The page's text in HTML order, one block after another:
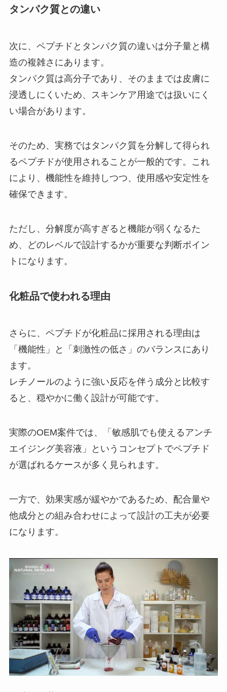
タンパク質との違い
次に、ペプチドとタンパク質の違いは分子量と構
造の複雑さにあります。
タンパク質は高分子であり、そのままでは皮膚に
浸透しにくいため、スキンケア用途では扱いにく
い場合があります。
そのため、実務ではタンパク質を分解して得られ
るペプチドが使用されることが一般的です。これ
により、機能性を維持しつつ、使用感や安定性を
確保できます。
ただし、分解度が高すぎると機能が弱くなるた
め、どのレベルで設計するかが重要な判断ポイン
トになります。
化粧品で使われる理由
さらに、ペプチドが化粧品に採用される理由は
「機能性」と「刺激性の低さ」のバランスにあり
ます。
レチノールのように強い反応を伴う成分と比較す
ると、穏やかに働く設計が可能です。
実際のOEM案件では、「敏感肌でも使えるアンチ
エイジング美容液」というコンセプトでペプチド
が選ばれるケースが多く見られます。
一方で、効果実感が緩やかであるため、配合量や
他成分との組み合わせによって設計の工夫が必要
になります。